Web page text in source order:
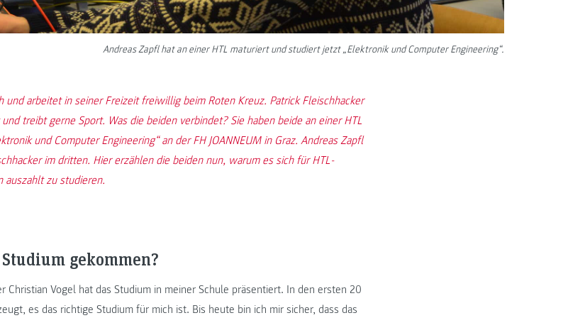
Andreas Zapfl hat an einer HTL maturiert und studiert jetzt „Elektronik und Computer Engineering“.
und arbeitet in seiner Freizeit freiwillig beim Roten Kreuz. Patrick Fleischhacker
treibt gerne Sport. Was die beiden verbindet? Sie haben beide an einer HTL
und Computer Engineering“ an der FH JOANNEUM in Graz. Andreas Zapfl
im dritten. Hier erzählen die beiden nun, warum es sich für HTL-
auszahlt zu studieren.
gekommen?
Christian Vogel hat das Studium in meiner Schule präsentiert. In den ersten 20
es das richtige Studium für mich ist. Bis heute bin ich mir sicher, dass das